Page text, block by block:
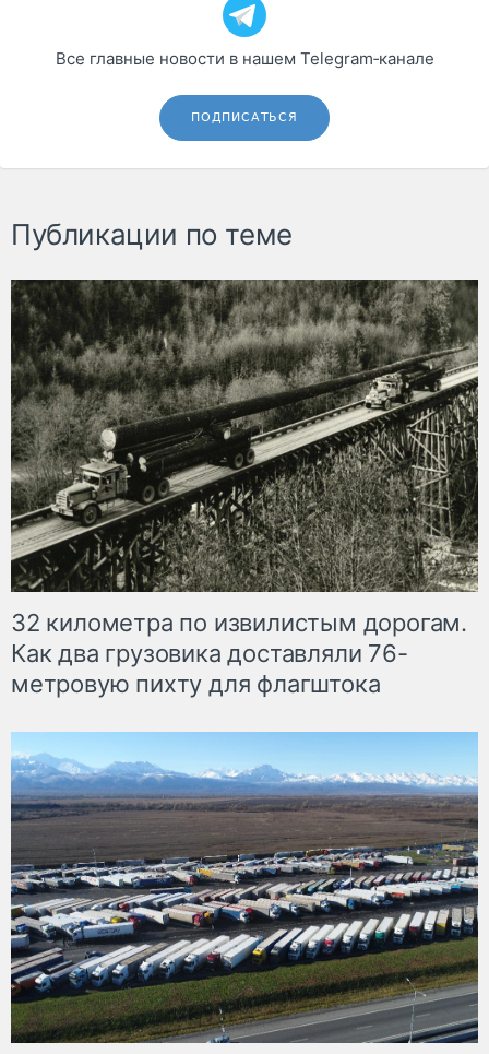
Все главные новости в нашем Telegram‑канале
ПОДПИСАТЬСЯ
Публикации по теме
32 километра по извилистым дорогам.
Как два грузовика доставляли 76-
метровую пихту для флагштока